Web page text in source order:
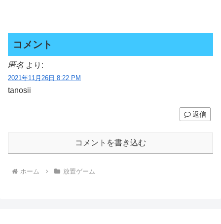
コメント
匿名 より:
2021年11月26日 8:22 PM
tanosii
返信
コメントを書き込む
ホーム 放置ゲーム